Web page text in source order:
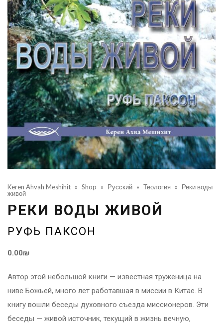
Keren Ahvah Meshihit » Shop » Русский » Теология »
Реки воды
живой
РЕКИ ВОДЫ ЖИВОЙ
РУФЬ ПАКСОН
0.00₪
Автор этой небольшой книги — известная труженица на
ниве Божьей, много лет работавшая в миссии в Китае. В
книгу вошли беседы духовного съезда миссионеров. Эти
беседы — живой источник, текущий в жизнь вечную,